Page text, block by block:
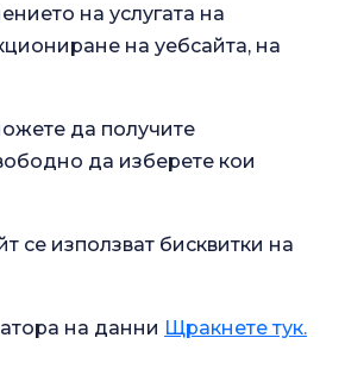
удовлетвореност.
на услугата на
на уебсайта, на
да получите
да изберете кои
се използват бисквитки на
на данни Щракнете тук.